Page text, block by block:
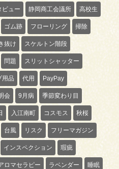
ビュー 静岡商工会議所 高校生
ゴム跡 フローリング 掃除
抜け スケルトン階段
問題 スリットシャッター
用品 代用 PayPay
会 9月病 季節変わり目
入江南町 コスモス 秋桜
台風 リスク フリーマガジン
インスペクション 瑕疵
ロマセラピー ラベンダー 睡眠